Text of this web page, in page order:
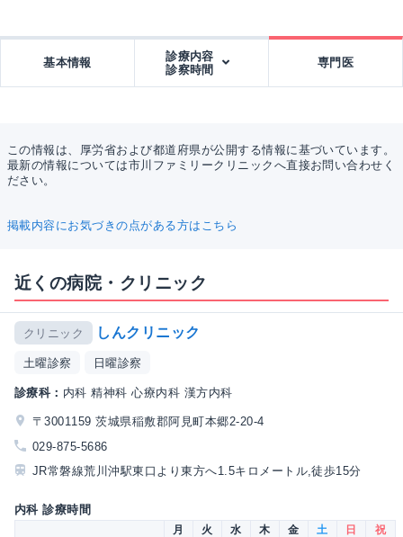
基本情報
診療内容
診察時間
専門医
この情報は、厚労省および都道府県が公開する情報に基づいています。
最新の情報については市川ファミリークリニックへ直接お問い合わせく
ださい。
掲載内容にお気づきの点がある方はこちら
近くの病院・クリニック
クリニック しんクリニック
土曜診察 日曜診察
診療科： 内科 精神科 心療内科 漢方内科
〒3001159 茨城県稲敷郡阿見町本郷2-20-4
029-875-5686
JR常磐線荒川沖駅東口より東方へ1.5キロメートル,徒歩15分
内科 診療時間
月 火 水 木 金 土 日
祝